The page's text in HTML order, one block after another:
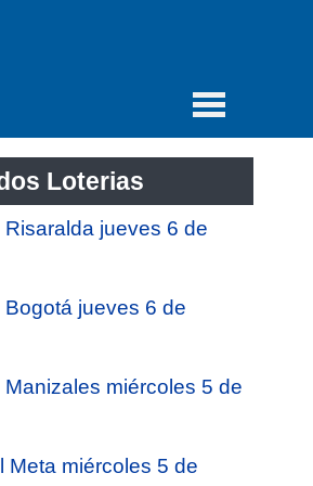
Loterias
jueves 6 de
jueves 6 de
miércoles 5 de
Meta miércoles 5 de